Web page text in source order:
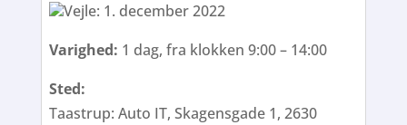
Vejle: 1. december 2022
Varighed: 1 dag, fra klokken 9:00 – 14:00
Sted:
Taastrup: Auto IT, Skagensgade 1, 2630